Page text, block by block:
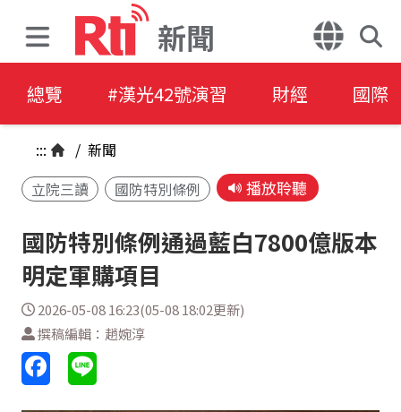
新聞
總覽 #漢光42號演習 財經 國際
::: / 新聞
立院三讀
國防特別條例 播放聆聽
國防特別條例通過藍白7800億版本
明定軍購項目
2026-05-08 16:23(05-08 18:02更新)
撰稿編輯：趙婉淳